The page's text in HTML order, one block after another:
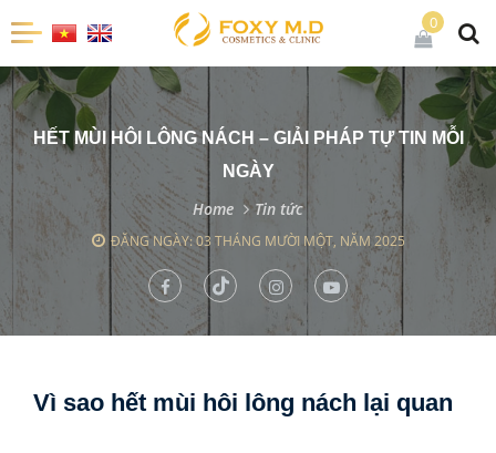
0
HẾT MÙI HÔI LÔNG NÁCH – GIẢI PHÁP TỰ TIN MỖI
NGÀY
Home Tin tức
ĐĂNG NGÀY: 03 THÁNG MƯỜI MỘT, NĂM 2025
Vì sao hết mùi hôi lông nách lại quan